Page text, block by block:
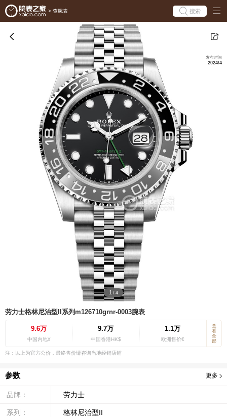
> 查腕表 搜索
1 / 4
发布时间
2024/4
劳力士格林尼治型II系列m126710grnr-0003腕表
9.6万
中国内地¥
9.7万
中国香港HK$
1.1万
欧洲售价€
查
看
全
部
注：以上为官方公价，最终售价请咨询当地经销店铺
参数 更多
品牌： 劳力士
系列： 格林尼治型II